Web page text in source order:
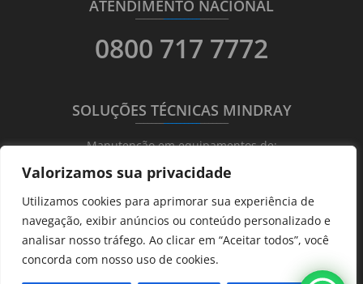
Valorizamos sua privacidade
Utilizamos cookies para aprimorar sua experiência de
navegação, exibir anúncios ou conteúdo personalizado e
analisar nosso tráfego. Ao clicar em “Aceitar todos”, você
concorda com nosso uso de cookies.
ATENDIMENTO NACIONAL
_______________________
0800 717 7772
SOLUÇÕES TÉCNICAS MINDRAY
_______________________
Manutenção em equipamentos de:
Ultrassonografia
Ecocardiografia
Transdutores
Hematológicos